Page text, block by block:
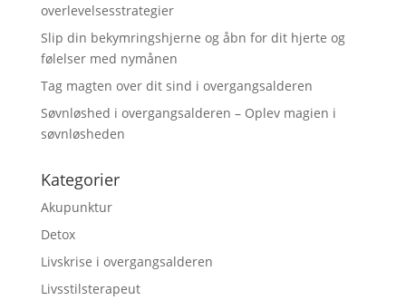
overlevelsesstrategier
Slip din bekymringshjerne og åbn for dit hjerte og
følelser med nymånen
Tag magten over dit sind i overgangsalderen
Søvnløshed i overgangsalderen – Oplev magien i
søvnløsheden
Kategorier
Akupunktur
Detox
Livskrise i overgangsalderen
Livsstilsterapeut